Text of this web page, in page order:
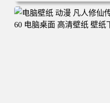
电脑壁纸 动漫角色 卡通场景
年回忆 荷塘荷叶 蜡笔小新 电